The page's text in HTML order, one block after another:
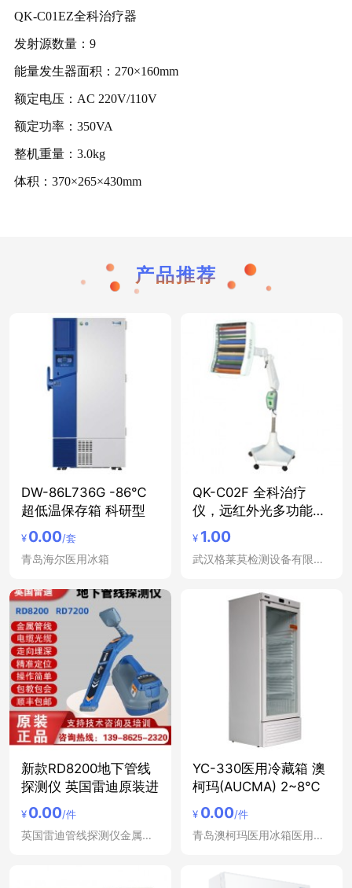
QK-C01EZ全科治疗器
发射源数量：9
能量发生器面积：270×160mm
额定电压：AC 220V/110V
额定功率：350VA
整机重量：3.0kg
体积：370×265×430mm
产品推荐
DW-86L736G -86℃
超低温保存箱 科研型
¥0.00/套
青岛海尔医用冰箱
QK-C02F 全科治疗
仪，远红外光多功能治
疗仪
¥ 1.00
武汉格莱莫检测设备有限公司
新款RD8200地下管线
探测仪 英国雷迪原装进
¥0.00/件
英国雷迪管线探测仪金属管道定位仪
YC-330医用冷藏箱 澳
柯玛(AUCMA) 2~8℃
¥ 0.00/件
青岛澳柯玛医用冰箱医用冷藏箱低温冰箱冷藏柜立式冷冻